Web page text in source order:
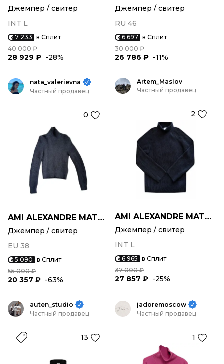
Джемпер / свитер
INT L
7 233 в Сплит
40 000 ₽
28 929 ₽ -28%
Джемпер / свитер
RU 46
6 697 в Сплит
30 000 ₽
26 786 ₽ -11%
nata_valerievna
Частный продавец
0
AMI ALEXANDRE MATTIUSSI
Джемпер / свитер
EU 38
5 090 в Сплит
55 000 ₽
20 357 ₽ -63%
Artem_Maslov
Частный продавец
2
AMI ALEXANDRE MATTIUSSI
Джемпер / свитер
INT L
6 965 в Сплит
37 000 ₽
27 857 ₽ -25%
auten_studio
Частный продавец
13
jadoremoscow
Частный продавец
1